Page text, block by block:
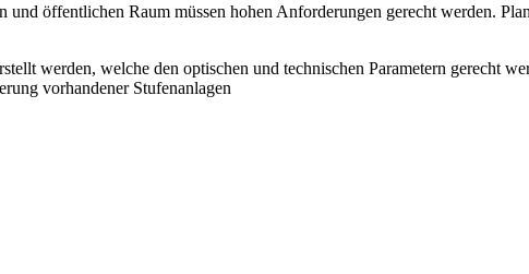
öffentlichen Raum müssen hohen Anforderungen gerecht werden.
werden, welche den optischen und technischen Parametern gerecht
vorhandener Stufenanlagen